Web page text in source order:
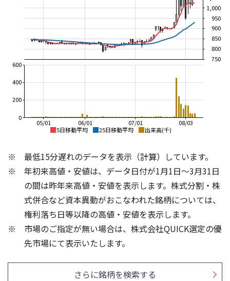
5日移動平均 25日移動平均 出来高(千)
08/03
07/01
06/01
05/01
750
800
850
900
950
1,000
0
200
400
600
600
800
900
1,000
1,100
100
200
600
1,000
1,400
1,600
1,800
150
最低15分遅れのデータを表示（計算）しています。
年初来高値・安値は、データ日付が1月1日～3月31日
の間は昨年来高値・安値を表示します。株式分割・株
式併合など資本異動がおこなわれた銘柄については、
権利落ち日等以降の高値・安値を表示します。
市場のご指定が無い場合は、株式会社QUICK選定の優
先市場にて表示いたします。
さらに銘柄を検索する